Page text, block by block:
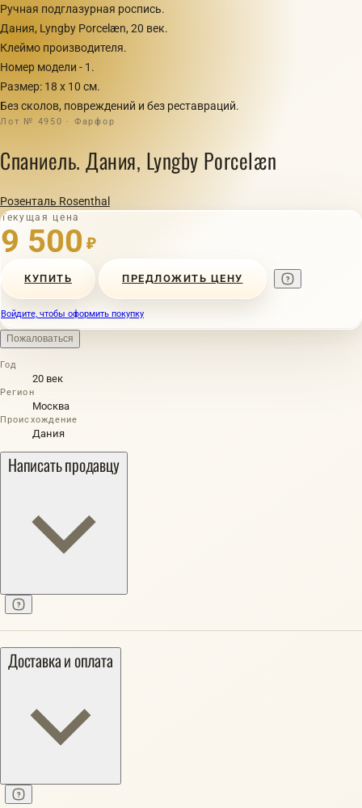
Ручная подглазурная роспись.
Дания, Lyngby Porcelæn, 20 век.
Клеймо производителя.
Номер модели - 1.
Размер: 18 х 10 см.
Без сколов, повреждений и без реставраций.
Лот № 4950 · Фарфор
Спаниель. Дания, Lyngby Porcelæn
Розенталь Rosenthal
Текущая цена
9 500 ₽
КУПИТЬ ПРЕДЛОЖИТЬ ЦЕНУ
Войдите, чтобы оформить покупку
Пожаловаться
Год
20 век
Регион
Москва
Происхождение
Дания
Написать продавцу
Доставка и оплата